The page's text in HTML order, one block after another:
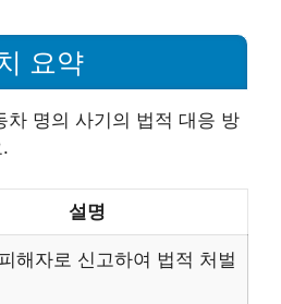
요약
차 명의 사기의 법적 대응 방
설명
해자로 신고하여 법적 처벌